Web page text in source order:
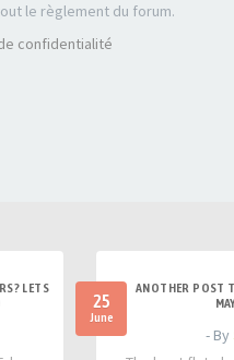
le règlement du forum.
confidentialité
LETS
25
June
ANOTHER POST
- By